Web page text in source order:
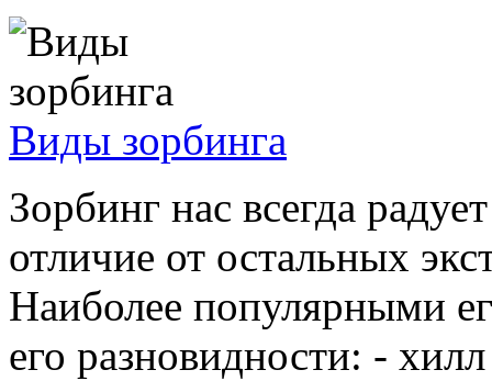
Виды зорбинга
Зорбинг нас всегда
отличие от остальных
Наиболее популярными
его разновидности: -